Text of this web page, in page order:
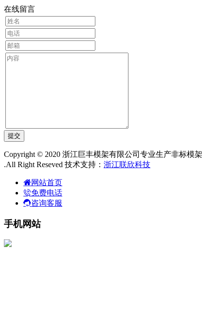
在线留言
Copyright © 2020 浙江巨丰模架有限公司专业生产非标模架
.All Right Reseved 技术支持： 浙江联欣科技
网站首页
免费电话
咨询客服
手机网站